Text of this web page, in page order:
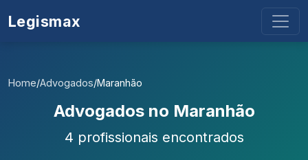
Legismax
Home/Advogados/Maranhão
Advogados no Maranhão
4 profissionais encontrados